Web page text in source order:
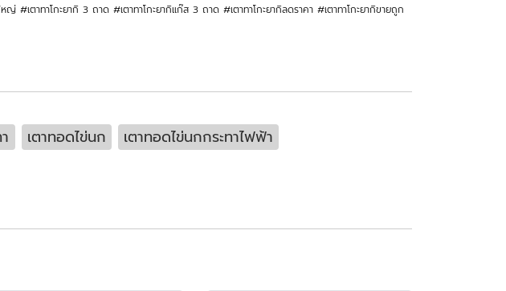
ญ่ #เตาทาโกะยากิ 3 ถาด #เตาทาโกะยากิแก๊ส 3 ถาด #เตาทาโกะยากิลดราคา #เตาทาโกะยากิขายถูก
เตาทอดไข่นก
เตาทอดไข่นกกระทาไฟฟ้า